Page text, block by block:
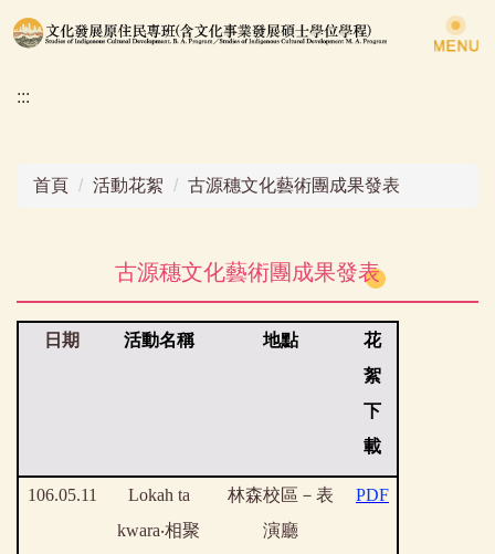
跳
到
要
:::
首頁 活動花絮 古源穗文化藝術團成果發表
古源穗文化藝術團成果發表
日期 活動名稱 地點
花
絮
下
載
106.05.11
Lokah ta
kwara‧相聚
林森校區－表
演廳
PDF